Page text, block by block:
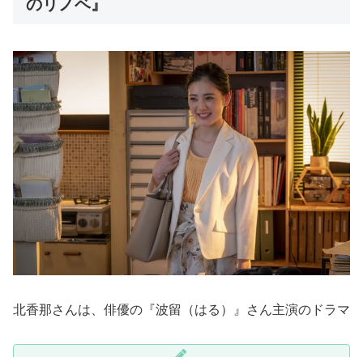
のリノベ』
北香那さんは、俳優の『波留（はる）』さん主演のドラマ